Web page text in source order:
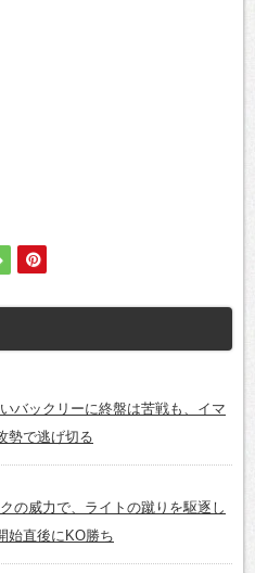
いバックリーに終盤は苦戦も、イマ
勢で逃げ切る
クの威力で、ライトの蹴りを駆逐し
始直後にKO勝ち